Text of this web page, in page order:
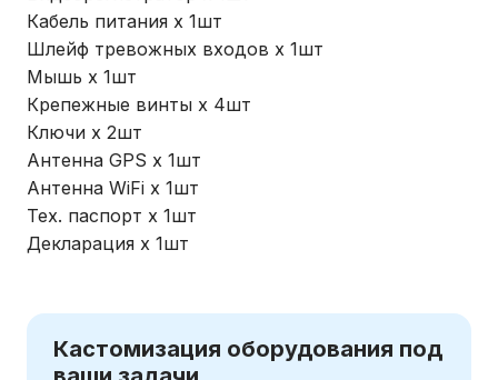
Кабель питания х 1шт
Шлейф тревожных входов х 1шт
Мышь х 1шт
Крепежные винты х 4шт
Ключи х 2шт
Антенна GPS х 1шт
Антенна WiFi х 1шт
Тех. паспорт х 1шт
Декларация х 1шт
Кастомизация оборудования под